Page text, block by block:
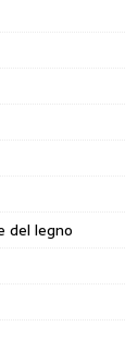
del legno